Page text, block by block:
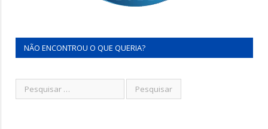
NÃO ENCONTROU O QUE QUERIA?